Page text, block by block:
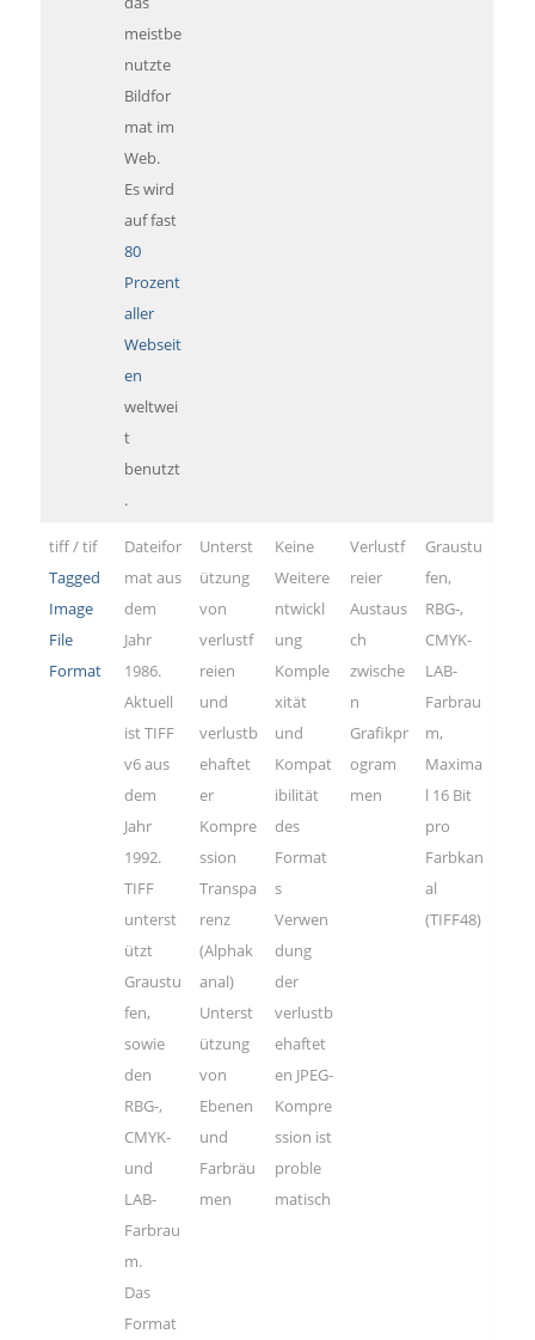
meistbe
nutzte
Bildfor
mat im
Web.
Es wird
auf fast
80
Prozent
aller
Webseit
en
weltwei
t
benutzt
.
tiff / tif
Tagged
Image
File
Format
Dateifor
mat aus
dem
Jahr
1986.
Aktuell
ist TIFF
v6 aus
dem
Jahr
1992.
TIFF
unterst
ützt
Graustu
fen,
sowie
den
RBG-,
CMYK-
und
LAB-
Farbrau
m.
Das
Format
Unterst
ützung
von
verlustf
reien
und
verlustb
ehaftet
er
Kompre
ssion
Transpa
renz
(Alphak
anal)
Unterst
ützung
von
Ebenen
und
Farbräu
men
Keine
Weitere
ntwickl
ung
Komple
xität
und
Kompat
ibilität
des
Format
s
Verwen
dung
der
verlustb
ehaftet
en JPEG-
Kompre
ssion ist
proble
matisch
Verlustf
reier
Austaus
ch
zwische
n
Grafikpr
ogram
men
Graustu
fen,
RBG-,
CMYK-
LAB-
Farbrau
m,
Maxima
l 16 Bit
pro
Farbkan
al
(TIFF48)